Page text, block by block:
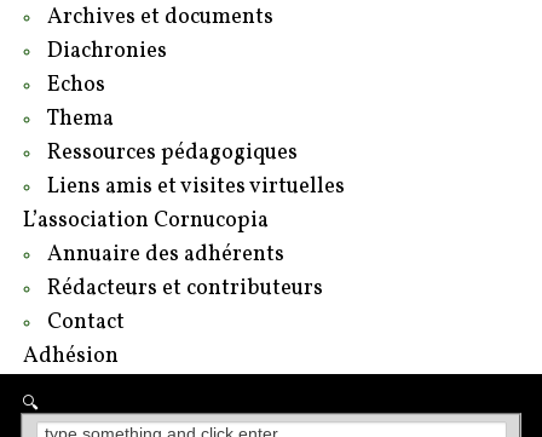
Archives et documents
Diachronies
Echos
Thema
Ressources pédagogiques
Liens amis et visites virtuelles
L’association Cornucopia
Annuaire des adhérents
Rédacteurs et contributeurs
Contact
Adhésion